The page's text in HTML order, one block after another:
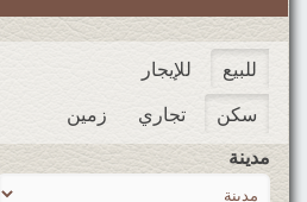
للبيع
للإيجار
سكن
تجاري زمین
مدينة